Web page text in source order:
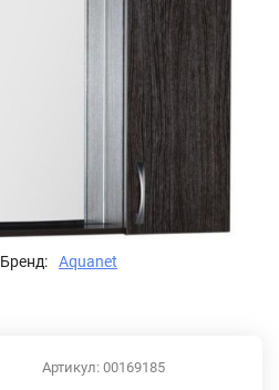
Бренд: Aquanet
Артикул: 00169185